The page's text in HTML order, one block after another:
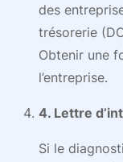
des
trésorerie
Obtenir une
l’entreprise.
4. Lettre
Si le